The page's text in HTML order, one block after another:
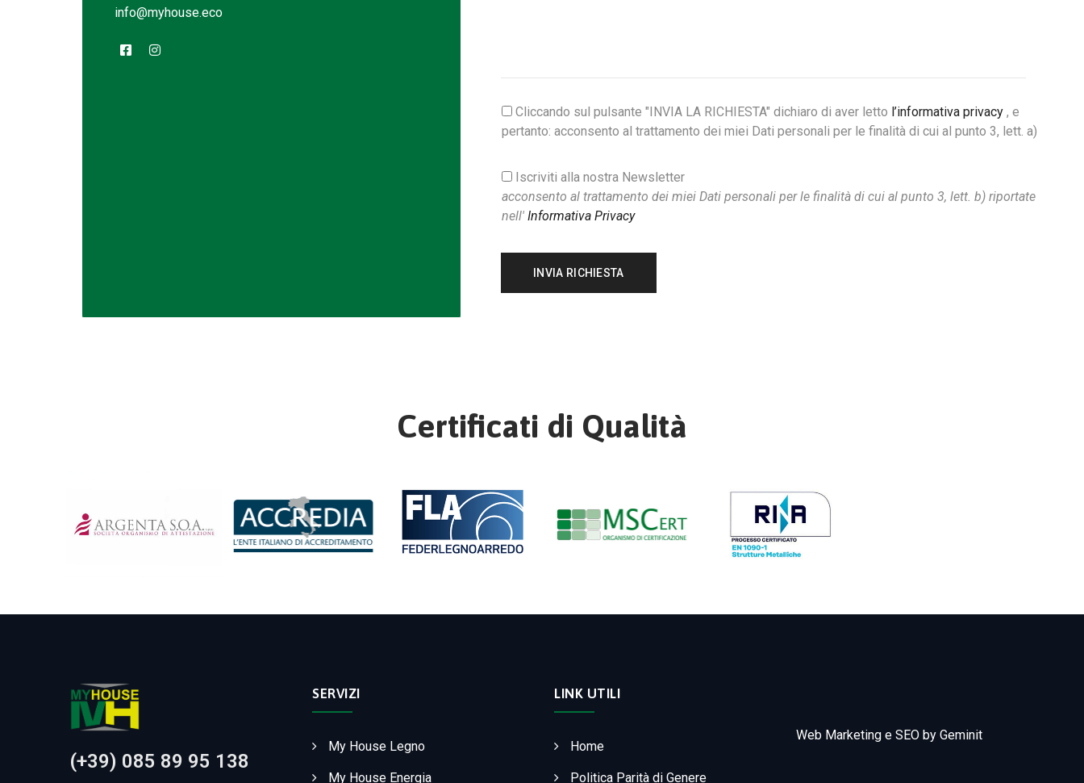
info@myhouse.eco
Cliccando sul pulsante "INVIA LA RICHIESTA" dichiaro di aver letto l’informativa privacy , e
pertanto: acconsento al trattamento dei miei Dati personali per le finalità di cui al punto 3, lett. a)
Iscriviti alla nostra Newsletter
acconsento al trattamento dei miei Dati personali per le finalità di cui al punto 3, lett. b) riportate
nell'Informativa Privacy
Certificati di Qualità
(+39) 085 89 95 138
SERVIZI
My House Legno
My House Energia
LINK UTILI
Home
Politica Parità di Genere
Web Marketing e SEO by Geminit